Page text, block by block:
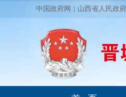
中国政府网 山西省人民政府